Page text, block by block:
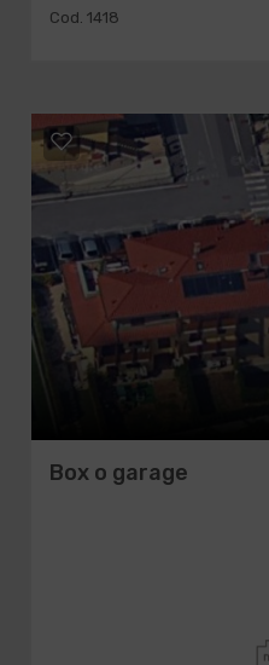
Cod. 1418
Box o garage